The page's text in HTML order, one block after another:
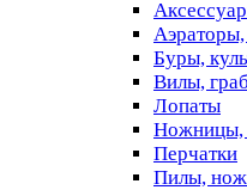
Аэраторы,
Буры,
Вилы,
Лопаты
Ножницы,
Перчатки
Пилы,